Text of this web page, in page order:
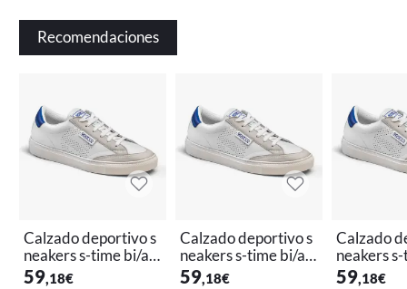
Recomendaciones
Calzado deportivo s
neakers s-time bi/az
t-40 sparco
59,18€
Calzado deportivo s
neakers s-time bi/az
t-43 sparco
59,18€
Calzado
neakers
t-45
59,18€